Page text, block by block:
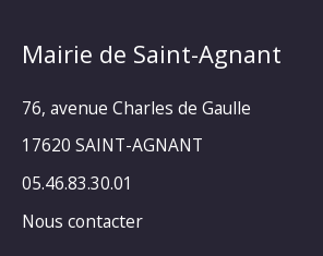
Mairie de Saint-Agnant
76, avenue Charles de Gaulle
17620 SAINT-AGNANT
05.46.83.30.01
Nous contacter